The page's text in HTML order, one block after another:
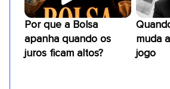
Por que a Bolsa
apanha quando os
juros ficam altos?
muda
jogo